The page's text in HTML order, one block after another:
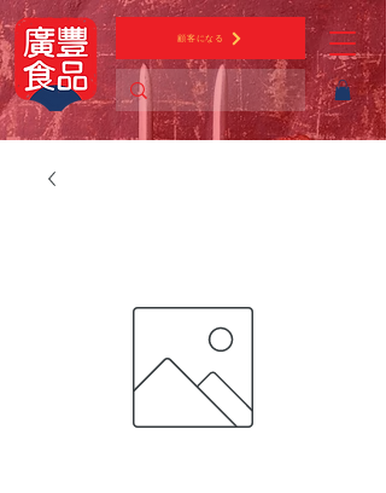
顧客になる